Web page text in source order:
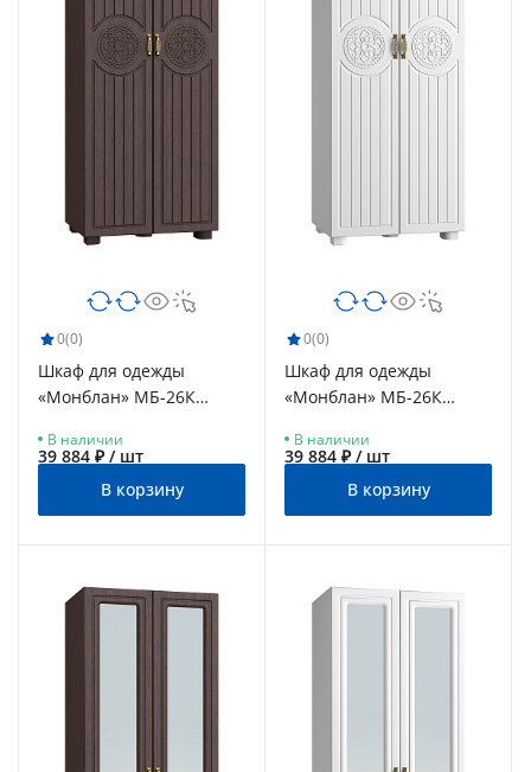
0(0)
Шкаф для одежды
«Монблан» МБ-26К
В наличии
39 884 ₽ / шт
В корзину
0(0)
Шкаф для одежды
«Монблан» МБ-26К
В наличии
39 884 ₽ / шт
В корзину